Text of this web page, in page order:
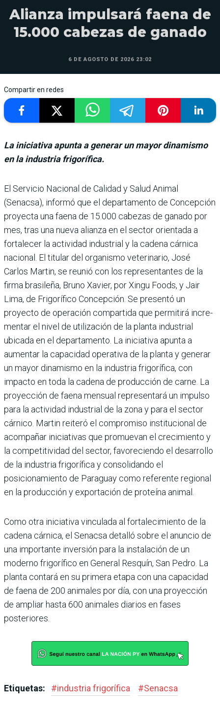
Alianza impulsará faena de
15.000 cabezas de ganado
6 DE AGOSTO DE 2026 23:02
Compartir en redes
La iniciativa apunta a generar un mayor dinamismo
en la industria frigorífica.
El Servicio Nacional de Cali­dad y Salud Animal
(Senacsa), informó que el departamento de Concepción
proyecta una faena de 15.000 cabezas de ganado por
mes, tras una nueva alianza en el sector orientada a
fortalecer la acti­vidad industrial y la cadena cárnica
nacional. El titular del organismo veterinario, José
Carlos Martin, se reu­nió con los representantes de la
firma brasileña, Bruno Xavier, por Xingu Foods, y Jair
Lima, de Frigorífico Concepción. Se presentó un
proyecto de operación com­partida que permitirá incre­
mentar el nivel de utiliza­ción de la planta industrial
ubicada en el departamento. La iniciativa apunta a
aumen­tar la capacidad operativa de la planta y generar
un mayor dinamismo en la industria fri­gorífica, con
impacto en toda la cadena de producción de carne. La
proyección de faena men­sual representará un impulso
para la actividad industrial de la zona y para el sector
cárnico. Martin reiteró el compromiso institucional de
acompañar iniciativas que promuevan el crecimiento y
la competitivi­dad del sector, favoreciendo el desarrollo
de la industria frigorífica y consolidando el
posicionamiento de Paraguay como referente regional
en la producción y exportación de proteína animal.
Como otra iniciativa vincu­lada al fortalecimiento de la
cadena cárnica, el Senacsa detalló sobre el anuncio de
una importante inver­sión para la instalación de un
moderno frigorífico en General Resquín, San Pedro. La
planta contará en su pri­mera etapa con una capacidad
de faena de 200 animales por día, con una proyección
de ampliar hasta 600 animales diarios en fases
posteriores.
Etiquetas: #industria frigorífica #Senacsa